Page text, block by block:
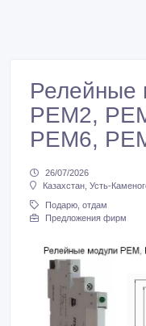
Релейные
РЕМ2,
РЕМ6,
26/07/2026
Казахстан, Усть-
Подарю, отдам
Предложения фирм